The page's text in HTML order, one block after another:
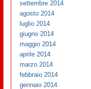
settembre 2014
agosto 2014
luglio 2014
giugno 2014
maggio 2014
aprile 2014
marzo 2014
febbraio 2014
gennaio 2014